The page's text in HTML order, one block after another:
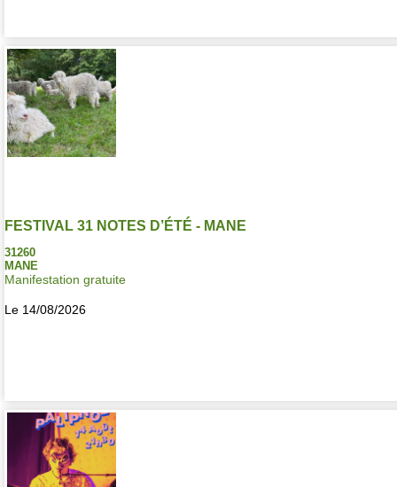
FESTIVAL 31 NOTES D’ÉTÉ - MANE
31260
MANE
Manifestation gratuite
Le 14/08/2026